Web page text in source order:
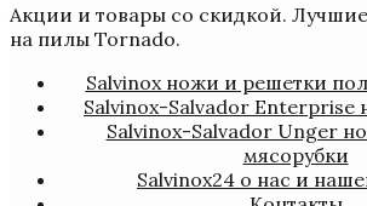
Акции и товары со скидкой.
на пилы Tornado.
Salvinox ножи и решетки
Salvinox-Salvador Enterprise
Salvinox-Salvador Unger
мясорубки
Salvinox24 о нас и